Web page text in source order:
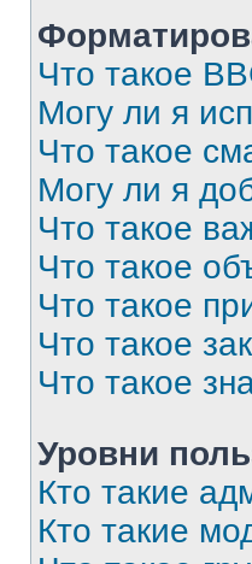
Что такое
Могу ли я
Что такое
Могу ли я
Что такое
Что такое
Что такое
Что такое
Что такое
Уровни
Кто такие
Кто такие